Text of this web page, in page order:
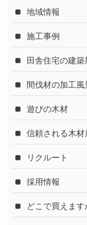
地域情報
施工事例
田舎住宅の建築
間伐材の加工風
遊びの木材
信頼される木材
リクルート
採用情報
どこで買えます